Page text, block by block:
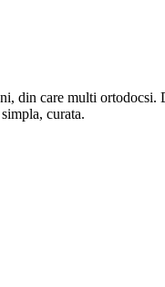
din care multi ortodocsi.
curata.